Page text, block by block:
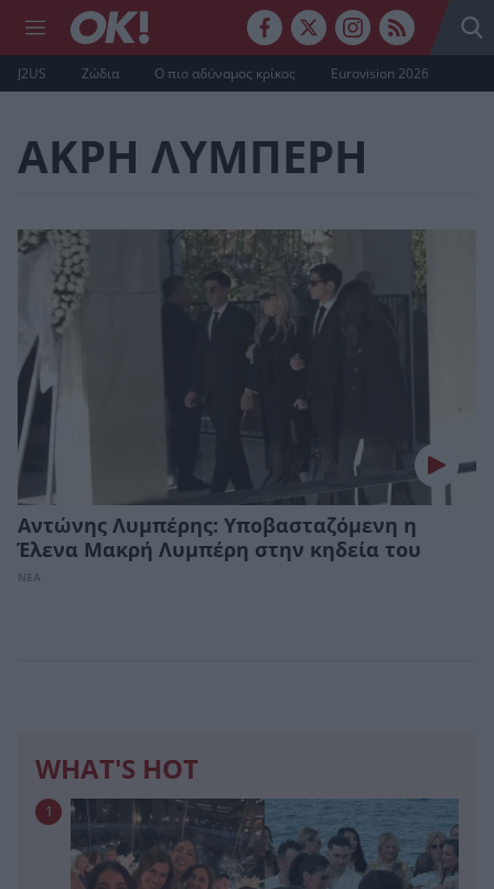
J2US Ζώδια Ο πιο αδύναμος κρίκος Eurovision 2026
ΑΚΡΗ ΛΥΜΠΕΡΗ
Αντώνης Λυμπέρης: Υποβασταζόμενη η
Έλενα Μακρή Λυμπέρη στην κηδεία του
ΝΕΑ
WHAT'S HOT
1